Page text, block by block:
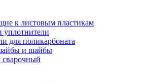
к листовым пластикам
уплотнители
для поликарбоната
и шайбы
сварочный